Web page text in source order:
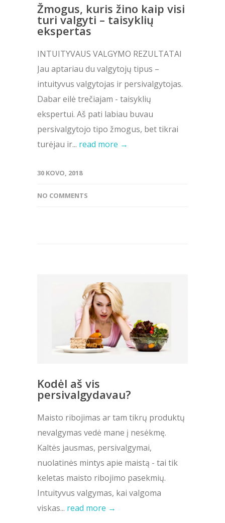
Žmogus, kuris žino kaip visi
turi valgyti – taisyklių
ekspertas
INTUITYVAUS VALGYMO REZULTATAI
Jau aptariau du valgytojų tipus –
intuityvus valgytojas ir persivalgytojas.
Dabar eilė trečiajam - taisyklių
ekspertui. Aš pati labiau buvau
persivalgytojo tipo žmogus, bet tikrai
turėjau ir... read more →
30 KOVO, 2018
NO COMMENTS
Kodėl aš vis
persivalgydavau?
Maisto ribojimas ar tam tikrų produktų
nevalgymas vedė mane į nesėkmę.
Kaltės jausmas, persivalgymai,
nuolatinės mintys apie maistą - tai tik
keletas maisto ribojimo pasekmių.
Intuityvus valgymas, kai valgoma
viskas... read more →